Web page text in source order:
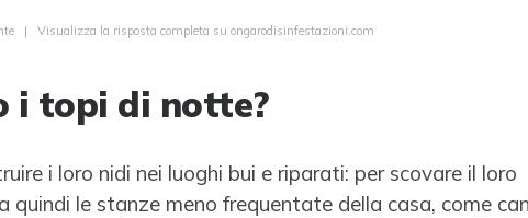
| Visualizza la risposta completa su ongarodisinfestazioni.com
i topi di notte?
i loro nidi nei luoghi bui e riparati: per scovare il loro
quindi le stanze meno frequentate della casa, come